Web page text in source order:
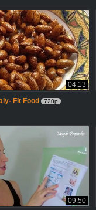
04:13
Fit Food
720p
09:50